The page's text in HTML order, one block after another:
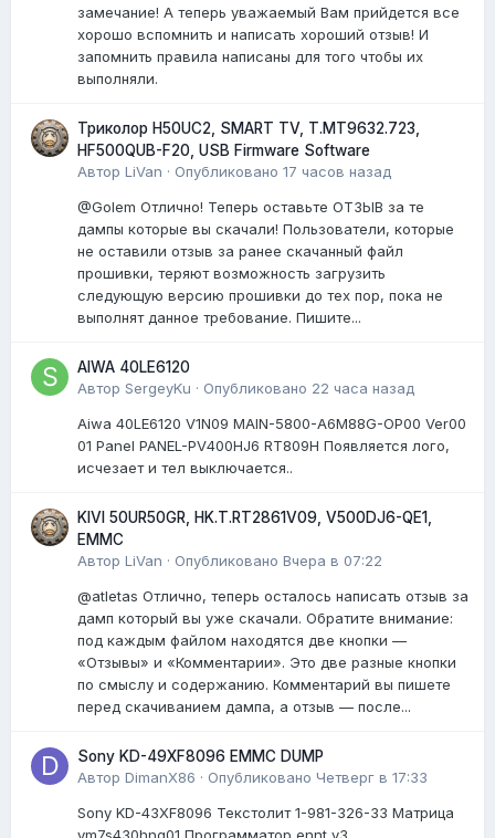
замечание! А теперь уважаемый Вам прийдется все
хорошо вспомнить и написать хороший отзыв! И
запомнить правила написаны для того чтобы их
выполняли.
Триколор H50UC2, SMART TV, T.MT9632.723,
HF500QUB-F20, USB Firmware Software
Автор LiVan · Опубликовано 17 часов назад
@Golem Отлично! Теперь оставьте ОТЗЫВ за те
дампы которые вы скачали! Пользователи, которые
не оставили отзыв за ранее скачанный файл
прошивки, теряют возможность загрузить
следующую версию прошивки до тех пор, пока не
выполнят данное требование. Пишите...
AIWA 40LE6120
Автор SergeyKu · Опубликовано 22 часа назад
Aiwa 40LE6120 V1N09 MAIN-5800-A6M88G-OP00 Ver00
01 Panel PANEL-PV400HJ6 RT809H Появляется лого,
исчезает и тел выключается..
KIVI 50UR50GR, HK.T.RT2861V09, V500DJ6-QE1,
EMMC
Автор LiVan · Опубликовано Вчера в 07:22
@atletas Отлично, теперь осталось написать отзыв за
дамп который вы уже скачали. Обратите внимание:
под каждым файлом находятся две кнопки —
«Отзывы» и «Комментарии». Это две разные кнопки
по смыслу и содержанию. Комментарий вы пишете
перед скачиванием дампа, а отзыв — после...
Sony KD-49XF8096 EMMC DUMP
Автор DimanX86 · Опубликовано Четверг в 17:33
Sony KD-43XF8096 Текстолит 1-981-326-33 Матрица
ym7s430hng01 Программатор ennt v3.